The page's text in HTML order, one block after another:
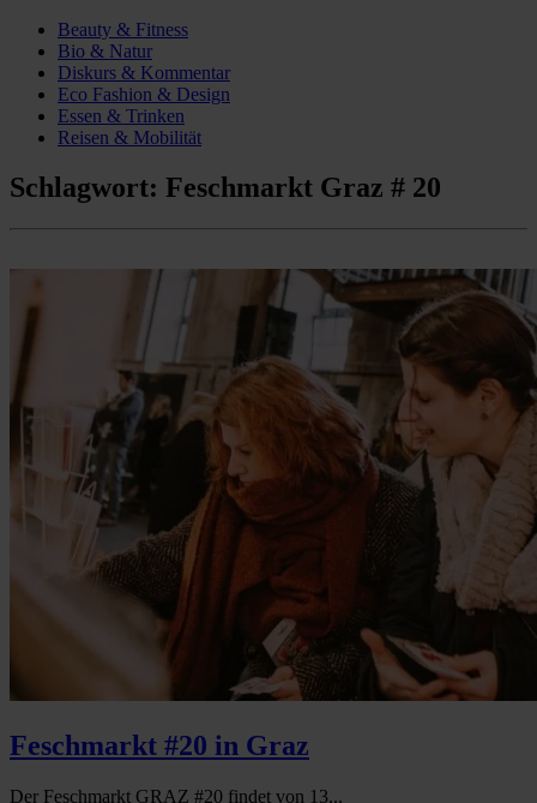
Beauty & Fitness
Bio & Natur
Diskurs & Kommentar
Eco Fashion & Design
Essen & Trinken
Reisen & Mobilität
Schlagwort: Feschmarkt Graz # 20
Feschmarkt #20 in Graz
Der Feschmarkt GRAZ #20 findet von 13...